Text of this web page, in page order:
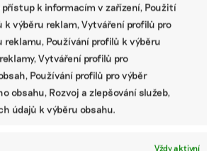
k informacím v zařízení, Použití
k výběru reklam, Vytváření profilů pro
reklamu, Používání profilů k výběru
Vytváření profilů pro
Používání profilů pro výběr
obsahu, Rozvoj a zlepšování služeb,
údajů k výběru obsahu.
Vždy aktivní
reporting podle standardů ESRS
Jak už dnes pracovat s ESRS 2.0 a pro koho
upravené standardy platit